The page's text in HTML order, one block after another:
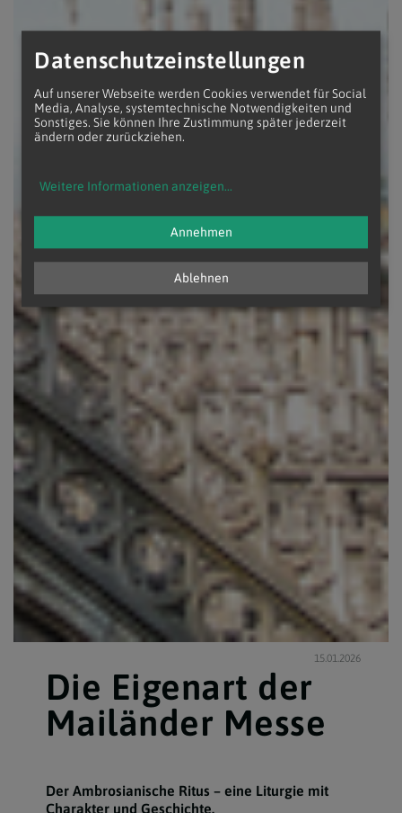
15.01.2026
Die Eigenart der
Mailänder Messe
Der Ambrosianische Ritus – eine Liturgie mit
Charakter und Geschichte.
Datenschutzeinstellungen
Auf unserer Webseite werden Cookies verwendet für Social
Media, Analyse, systemtechnische Notwendigkeiten und
Sonstiges. Sie können Ihre Zustimmung später jederzeit
ändern oder zurückziehen.
Weitere Informationen anzeigen...
Ablehnen
Annehmen